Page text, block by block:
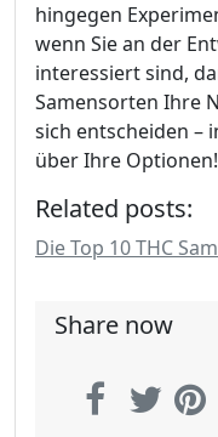
hingegen
wenn Sie an der
interessiert sind,
Samensorten Ihre
sich entscheiden –
über Ihre Optionen!
Related posts:
Die Top 10 THC
Share now